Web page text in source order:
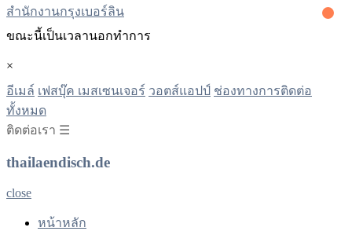
สํานักงานกรุงเบอร์ลิน
ขณะนี้เป็นเวลานอกทําการ
×
อีเมล์ เฟสบุ๊ค เมสเซนเจอร์ วอตส์แอปป์ ช่องทางการติดต่อ
ทั้งหมด
ติดต่อเรา ☰
thailaendisch.de
close
หน้าหลัก